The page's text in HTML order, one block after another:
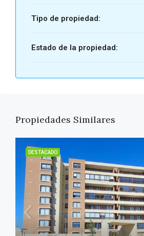
Tipo de propiedad:
Estado de la propiedad:
Propiedades Similares
DESTACADO